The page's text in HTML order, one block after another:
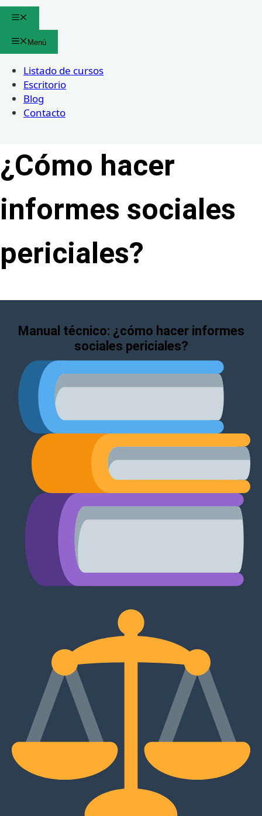
Menú
Listado de cursos
Escritorio
Blog
Contacto
¿Cómo hacer
informes sociales
periciales?
manual técnico: ¿cómo hacer informes
sociales periciales?